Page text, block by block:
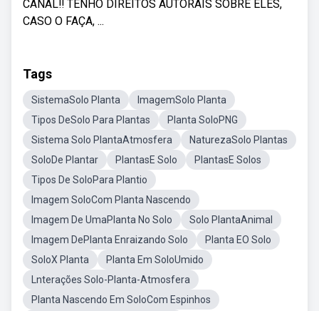
CANAL‼ TENHO DIREITOS AUTORAIS SOBRE ELES,
CASO O FAÇA, ...
Tags
SistemaSolo Planta
ImagemSolo Planta
Tipos DeSolo Para Plantas
Planta SoloPNG
Sistema Solo PlantaAtmosfera
NaturezaSolo Plantas
SoloDe Plantar
PlantasE Solo
PlantasE Solos
Tipos De SoloPara Plantio
Imagem SoloCom Planta Nascendo
Imagem De UmaPlanta No Solo
Solo PlantaAnimal
Imagem DePlanta Enraizando Solo
Planta EO Solo
SoloX Planta
Planta Em SoloUmido
Lnterações Solo-Planta-Atmosfera
Planta Nascendo Em SoloCom Espinhos